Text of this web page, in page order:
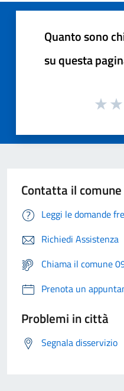
Quanto sono
su questa
Contatta il comune
Leggi le domande
Richiedi Assistenza
Chiama il comune
Prenota un
Problemi in città
Segnala disservizio